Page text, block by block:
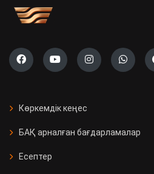
Көркемдік кеңес
БАҚ арналған бағдарламалар
Есептер